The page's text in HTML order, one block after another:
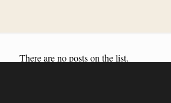
There are no posts on the list.